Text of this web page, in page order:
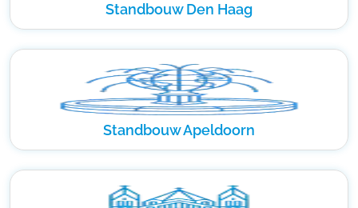
Standbouw Den Haag
Standbouw Apeldoorn